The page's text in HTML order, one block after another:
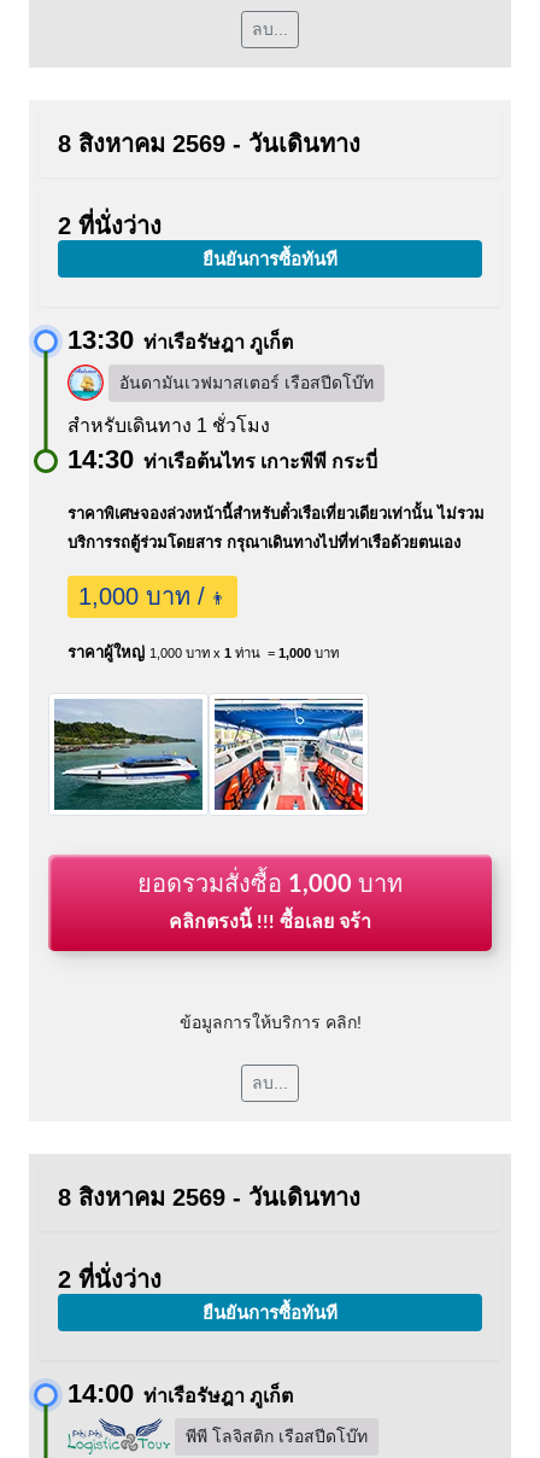
ลบ...
8 สิงหาคม 2569 - วันเดินทาง
2 ที่นั่งว่าง
ยืนยันการซื้อทันที
13:30 ท่าเรือรัษฎา ภูเก็ต
อันดามันเวฟมาสเตอร์ เรือสปีดโบ๊ท
สำหรับเดินทาง 1 ชั่วโมง
14:30 ท่าเรือต้นไทร เกาะพีพี กระบี่
ราคาพิเศษจองล่วงหน้านี้สำหรับตั๋วเรือเที่ยวเดียวเท่านั้น ไม่รวม
บริการรถตู้ร่วมโดยสาร กรุณาเดินทางไปที่ท่าเรือด้วยตนเอง
1,000 บาท / 👨
ราคาผู้ใหญ่ 1,000 บาท x 1 ท่าน = 1,000 บาท
ยอดรวมสั่งซื้อ 1,000 บาท
คลิกตรงนี้ !!! ซื้อเลย จร้า
ข้อมูลการให้บริการ คลิก!
ลบ...
8 สิงหาคม 2569 - วันเดินทาง
2 ที่นั่งว่าง
ยืนยันการซื้อทันที
14:00 ท่าเรือรัษฎา ภูเก็ต
พีพี โลจิสติก เรือสปีดโบ๊ท